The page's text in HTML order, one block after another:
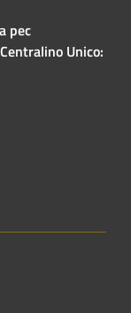
pec
Centralino Unico: